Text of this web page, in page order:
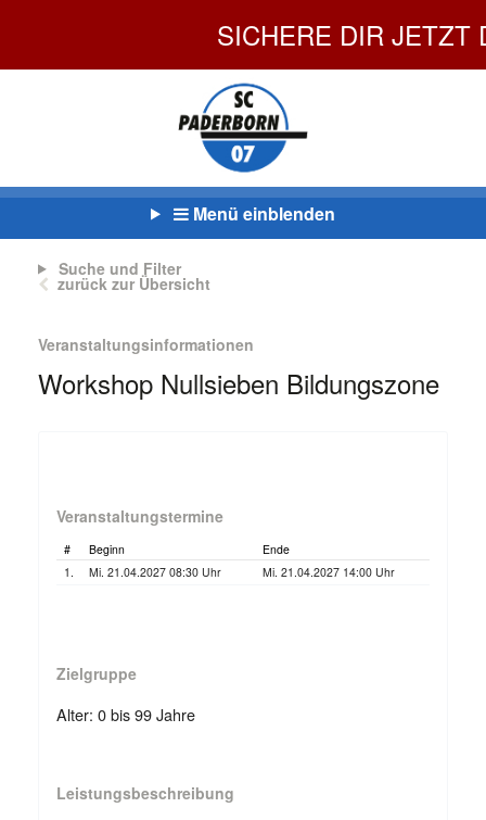
Menü einblenden
Suche und Filter
zurück zur Übersicht
Veranstaltungsinformationen
Workshop Nullsieben Bildungszone
Veranstaltungstermine
# Beginn
Ende
1.
Mi. 21.04.2027 08:30 Uhr Mi. 21.04.2027 14:00 Uhr
Zielgruppe
Alter: 0 bis 99 Jahre
Leistungsbeschreibung
SICHERE DIR JETZT